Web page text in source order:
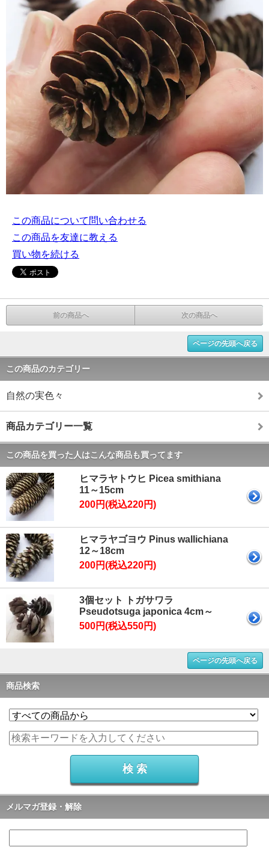
この商品について問い合わせる
この商品を友達に教える
買い物を続ける
前の商品へ 次の商品へ
ページの先頭へ戻る
この商品のカテゴリー
自然の実色々
商品カテゴリー一覧
この商品を買った人はこんな商品も買ってます
ヒマラヤトウヒ Picea smithiana
11～15cm
200円(税込220円)
ヒマラヤゴヨウ Pinus wallichiana
12～18cm
200円(税込220円)
3個セット トガサワラ
Pseudotsuga japonica 4cm～
500円(税込550円)
ページの先頭へ戻る
商品検索
メルマガ登録・解除